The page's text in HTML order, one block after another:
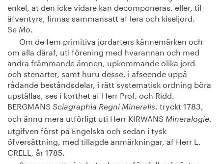
enkel, at den icke vidare kan decomponeras, eller, til
äfventyrs, finnas sammansatt af lera och kiseljord.
Se Mo.
Om de fem primitiva jordarters kännemärken och
om alla däraf, uti förening med hvarannan och med
andra främmande ämnen, upkommande olika jord-
och stenarter, samt huru desse, i afseende uppå
rådande beståndsdelar, i rätt systematisk ordning böra
upställas, ses i korthet af Herr Prof. och Ridd.
BERGMANS Sciagraphia Regni Mineralis, tryckt 1783,
och ännu mera utförligt uti Herr KIRWANS Mineralogie,
utgifven först på Engelska och sedan i tysk
öfversättning, med tillagde anmärkningar, af Herr L.
CRELL , år 1785.